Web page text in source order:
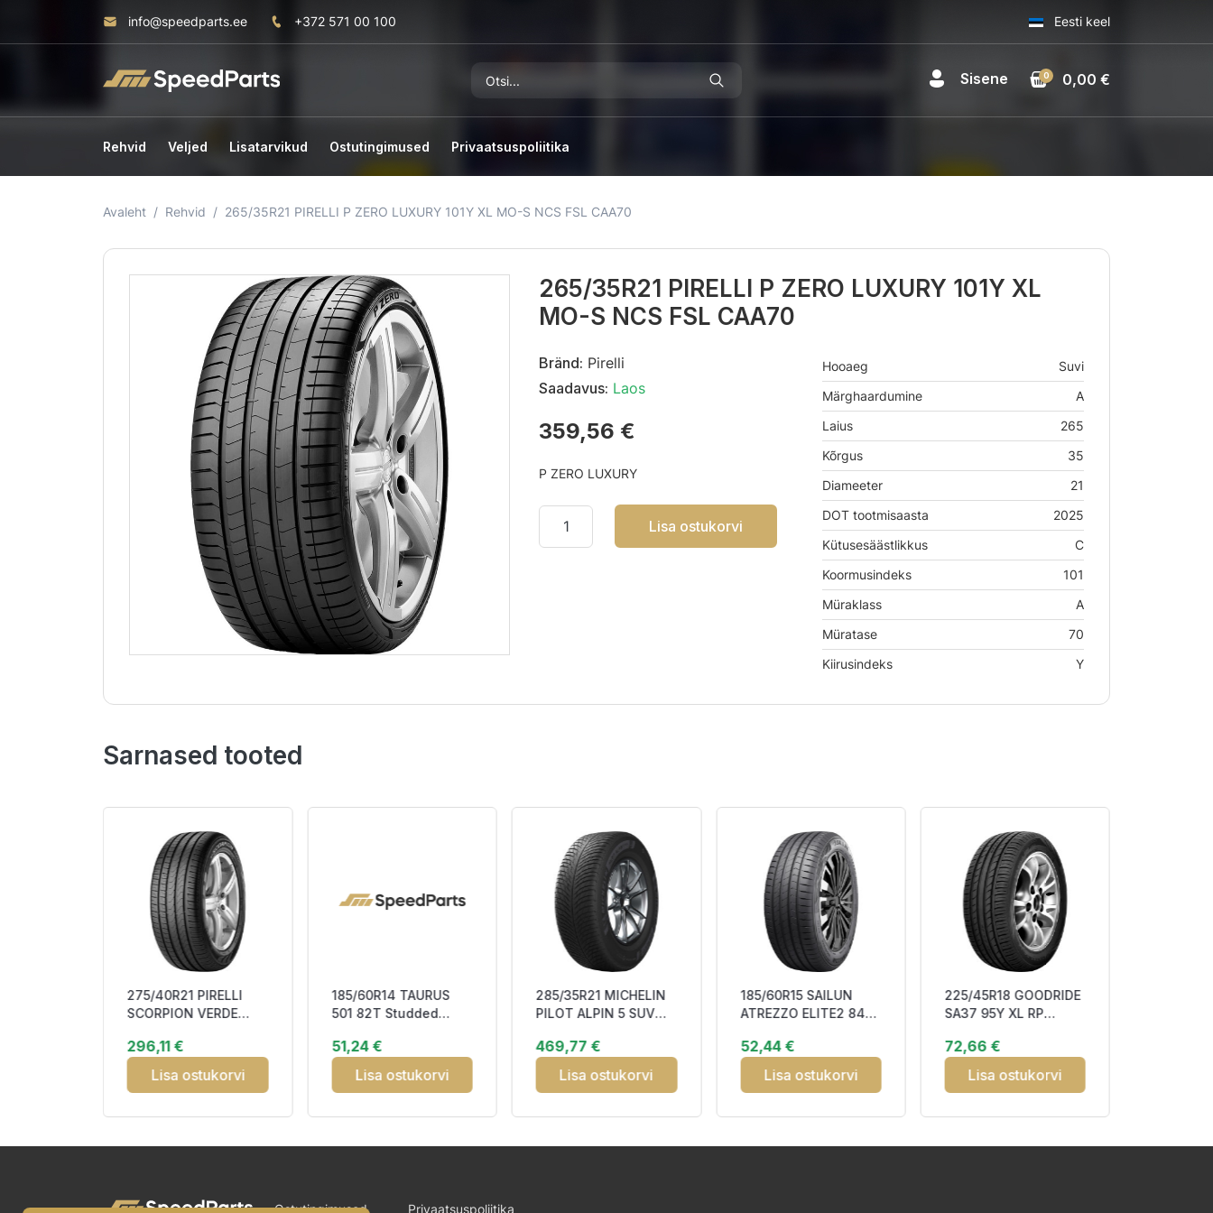
info@speedparts.ee +372 571 00 100 Eesti keel
Sisene 0,00 €
0
Rehvid Veljed Lisatarvikud Ostutingimused Privaatsuspoliitika
Avaleht Rehvid 265/35R21 PIRELLI P ZERO LUXURY 101Y XL MO-S NCS FSL CAA70
265/35R21 PIRELLI P ZERO LUXURY 101Y XL
MO-S NCS FSL CAA70
Bränd: Pirelli
Saadavus: Laos
359,56 €
P ZERO LUXURY
Lisa ostukorvi
Hooaeg
Suvi
Märghaardumine
A
Laius
265
Kõrgus
35
Diameeter
21
DOT tootmisaasta
2025
Kütusesäästlikkus
C
Koormusindeks
101
Müraklass
A
Müratase
70
Kiirusindeks
Y
Sarnased tooted
275/40R21 PIRELLI
SCORPION VERDE
296,11 €
Lisa ostukorvi
185/60R14 TAURUS
501 82T Studded
51,24 €
Lisa ostukorvi
285/35R21 MICHELIN
PILOT ALPIN 5 SUV
BCB74 3
469,77 €
Lisa ostukorvi
185/60R15 SAILUN
ATREZZO ELITE2 84H
52,44 €
Lisa ostukorvi
225/45R18 GOODRIDE
SA37 95Y XL RP
72,66 €
Lisa ostukorvi
Ostutingimused Privaatsuspoliitika